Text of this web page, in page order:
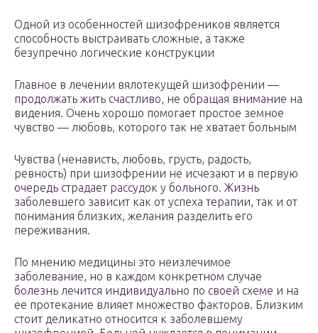
Одной из особенностей шизофреников является
способность выстраивать сложные, а также
безупречно логические конструкции
Главное в лечении вялотекущей шизофрении —
продолжать жить счастливо, не обращая внимание на
видения. Очень хорошо помогает простое земное
чувство — любовь, которого так не хватает больным
Чувства (ненависть, любовь, грусть, радость,
ревность) при шизофрении не исчезают и в первую
очередь страдает рассудок у больного. Жизнь
заболевшего зависит как от успеха терапии, так и от
понимания близких, желания разделить его
переживания.
По мнению медицины это неизлечимое
заболевание, но в каждом конкретном случае
болезнь лечится индивидуально по своей схеме и на
ее протекание влияет множество факторов. Близким
стоит деликатно относится к заболевшему